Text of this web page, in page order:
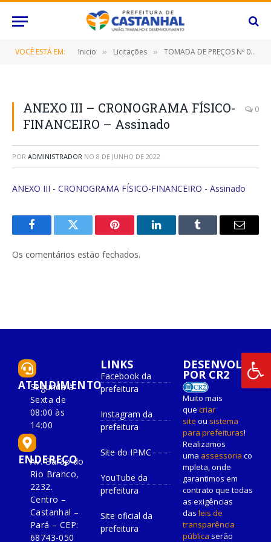
VOCÊ ESTÁ EM: Inicio » Licitações » TOMADA DE PREÇOS Nº 015/2022 (CONTRATAÇÃO DE EMPRESA ESPECIALIZADA PARA EXECUÇÃO DE SERVIÇOS DRENAGEM E PAVIMENTAÇÃO ASFÁLTICA DE VIAS URBANAS, NESTE MUNICÍPIO DE CASTANHAL/PARÁ)
ANEXO III – CRONOGRAMA FÍSICO-
FINANCEIRO – Assinado
0
POR ADMINISTRADOR NO 8 DE JUNHO DE 2022
ANEXO III - CRONOGRAMA FÍSICO-FINANCEIRO - Assinado
FacebookTwitter Pinterest O
Tumblr
E-
Os comentários estão fechados.
ATENDIMENTO
Segunda à
Sexta de
08:00 às
14:00
ENDEREÇO
Av. Barão do
Rio Branco,
2232.
Centro –
Castanhal –
Pará – CEP:
68743-050
LINKS
Facebook da
prefeitura
Instagram da
prefeitura
Site do IPMC
YouTube da
prefeitura
Site oficial da
prefeitura
DESENVOLVIDO
POR CR2
Muito mais
que criar
site ou sistema
para prefeituras!
Realizamos
uma assessoria co
mpleta, onde
garantimos em
contrato que todas
as exigências
das leis de
transparência
pública serão